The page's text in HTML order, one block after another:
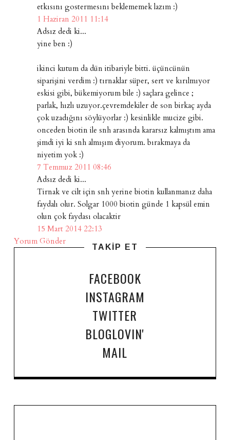
etkısını gostermesını beklememek lazım :)
1 Haziran 2011 11:14
Adsız dedi ki...
yine ben :)
ikinci kutum da dün itibariyle bitti. üçüncünün
siparişini verdim :) tırnaklar süper, sert ve kırılmıyor
eskisi gibi, bükemiyorum bile :) saçlara gelince ;
parlak, hızlı uzuyor.çevremdekiler de son birkaç ayda
çok uzadığını söylüyorlar :) kesinlikle mucize gibi.
onceden biotin ile snh arasında kararsız kalmıştım ama
şimdi iyi ki snh almışım diyorum. bırakmaya da
niyetim yok :)
7 Temmuz 2011 08:46
Adsız dedi ki...
Tirnak ve cilt için snh yerine biotin kullanmanız daha
faydalı olur. Solgar 1000 biotin günde 1 kapsül emin
olun çok faydası olacaktir
15 Mart 2014 22:13
Yorum Gönder
TAKİP ET
FACEBOOK
INSTAGRAM
TWITTER
BLOGLOVIN'
MAIL